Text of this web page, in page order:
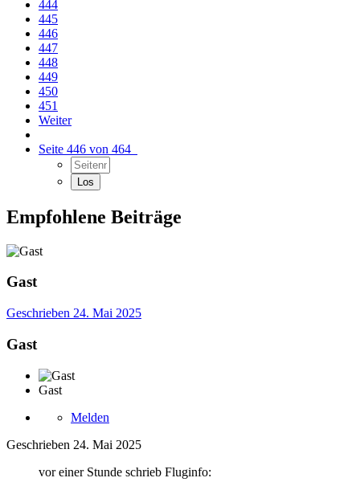
444
445
446
447
448
449
450
451
Weiter
Seite 446 von 464
Empfohlene Beiträge
Gast
Geschrieben 24. Mai 2025
Gast
Gast
Melden
Geschrieben 24. Mai 2025
vor einer Stunde schrieb Fluginfo: